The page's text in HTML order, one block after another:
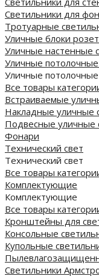
Светильники для
Тротуарные
Уличные блоки
Уличные настенные
Уличные
Уличные
Все товары
Встраиваемые
Накладные уличные
Подвесные уличные
Фонари
Технический свет
Технический свет
Все товары
Комплектующие
Комплектующие
Все товары
Кронштейны для
Консольные
Купольные
Светильники